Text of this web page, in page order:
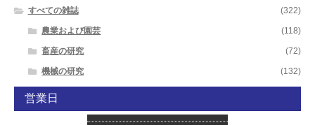
すべての雑誌 (322)
農業および園芸 (118)
畜産の研究 (72)
機械の研究 (132)
営業日